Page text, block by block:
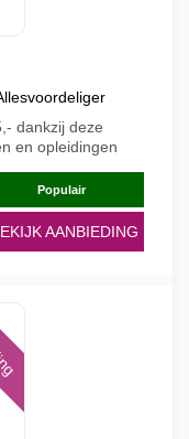
dankzij deze
en opleidingen
Populair
AANBIEDING